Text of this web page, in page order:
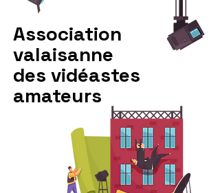
Association
valaisanne
des vidéastes
amateurs